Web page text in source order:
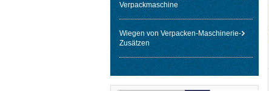
Verpackmaschine
Wiegen von Verpacken-Maschinerie-
Zusätzen